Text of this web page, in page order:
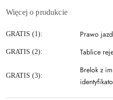
Więcej o produkcie
GRATIS (1): Prawo
GRATIS (2): Tablice
GRATIS (3):
Brelok z